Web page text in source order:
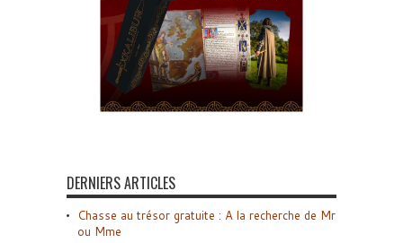
DERNIERS ARTICLES
Chasse au trésor gratuite : A la recherche de Mr
ou Mme